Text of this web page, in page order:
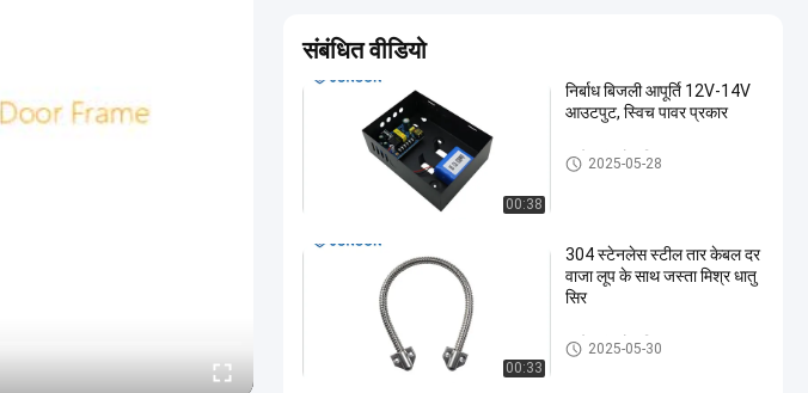
संबंधित वीडियो
00:38
निर्बाध बिजली आपूर्ति 12V-14V
आउटपुट, स्विच पावर प्रकार
एक्सेस कंट्रोल किट
2025-05-28
00:33
304 स्टेनलेस स्टील तार केबल दर
वाजा लूप के साथ जस्ता मिश्र धातु
सिर
एक्सेस कंट्रोल किट
2025-05-30